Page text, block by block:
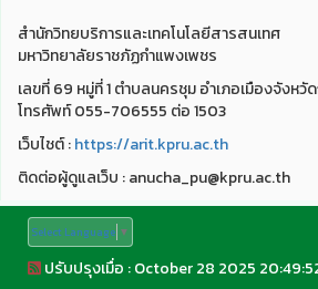
สำนักวิทยบริการและเทคโนโลยีสารสนเทศ
มหาวิทยาลัยราชภัฏกำแพงเพชร
เลขที่ 69 หมู่ที่ 1 ตำบลนครชุม อำเภอเมืองจังห
โทรศัพท์ 055-706555 ต่อ 1503
เว็บไชต์ :https://arit.kpru.ac.th
ติดต่อผู้ดูแลเว็บ : anucha_pu@kpru.ac.th
Select Language ▼
ปรับปรุงเมื่อ : October 28 2025